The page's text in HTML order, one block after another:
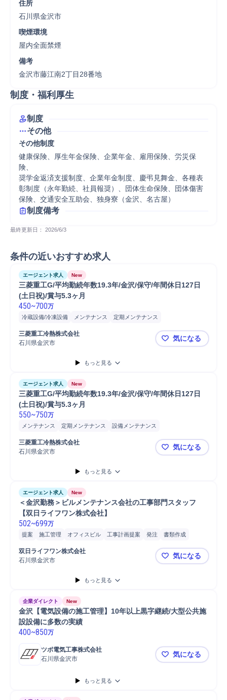
住所
石川県金沢市
喫煙環境
屋内全面禁煙
備考
金沢市藤江南2丁目28番地
制度・福利厚生
制度
その他
その他制度
健康保険、厚生年金保険、企業年金、雇用保険、労災保
険、
奨学金返済支援制度、企業年金制度、慶弔見舞金、各種表
彰制度（永年勤続、社員報奨）、団体生命保険、団体傷害
保険、交通安全互助会、独身寮（金沢、名古屋）
制度備考
最終更新日： 2026/6/3
条件の近いおすすめ求人
エージェント求人 New
三菱重工G/平均勤続年数19.3年/金沢/保守/年間休日127日
450~700万
冷蔵設備/冷凍設備 メンテナンス
定期メンテナンス
設備メンテナンス
ガス設備メンテナンス
給排水衛生設備メンテナンス
冷蔵設備/冷凍設備メンテナンス
冷凍冷蔵倉庫 給排水衛生設備
設備保全
設備管理 設備保守
メンテナンス業者手配
機械メンテナンス
ビルメンテナンス
製造オペレーション
生産技術
保全業務
三菱重工冷熱株式会社
石川県金沢市
三菱重工G/
気になる
もっと見る
エージェント求人 New
三菱重工G/平均勤続年数19.3年/金沢/保守/年間休日127日
550~750万
メンテナンス 定期メンテナンス
設備メンテナンス
ガス設備メンテナンス
給排水衛生設備メンテナンス
冷蔵設備/冷凍設備メンテナンス
冷凍冷蔵倉庫 冷蔵設備/冷凍設備
給排水設備
設備保全
メンテナンス業者手配
機械メンテナンス
ビルメンテナンス
保全業務
製造オペレーション 生産技術
納入後アフターフォロー
三菱重工冷熱株式会社
石川県金沢市
三菱重工G/
気になる
もっと見る
エージェント求人 New
＜金沢勤務＞ビルメンテナンス会社の工事部門スタッフ
【双日ライフワン株式会社】
502~699万
提案 施工管理 オフィスビル 工事計画提案 発注 書類作成
双日ライフワン株式会社
石川県金沢市
＜金沢勤務
気になる
もっと見る
企業ダイレクト New
金沢【電気設備の施工管理】10年以上黒字継続/大型公共施
設設備に多数の実績
400~850万
ツボ電気工事株式会社
石川県金沢市
金沢【電気
気になる
もっと見る